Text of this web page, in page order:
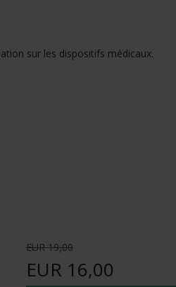
sur les dispositifs médicaux.
EUR 19,00
EUR 16,00